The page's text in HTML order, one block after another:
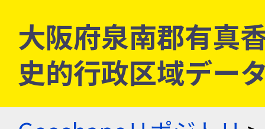
大阪府泉南郡有真
史的行政区域デー